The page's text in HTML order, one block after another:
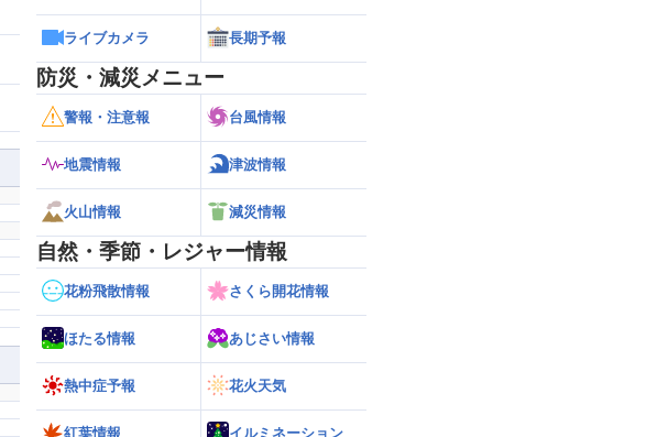
ライブカメラ 長期予報
防災・減災メニュー
警報・注意報 台風情報
地震情報 津波情報
火山情報 減災情報
自然・季節・レジャー情報
花粉飛散情報 さくら開花情報
ほたる情報 あじさい情報
熱中症予報 花火天気
紅葉情報 イルミネーション